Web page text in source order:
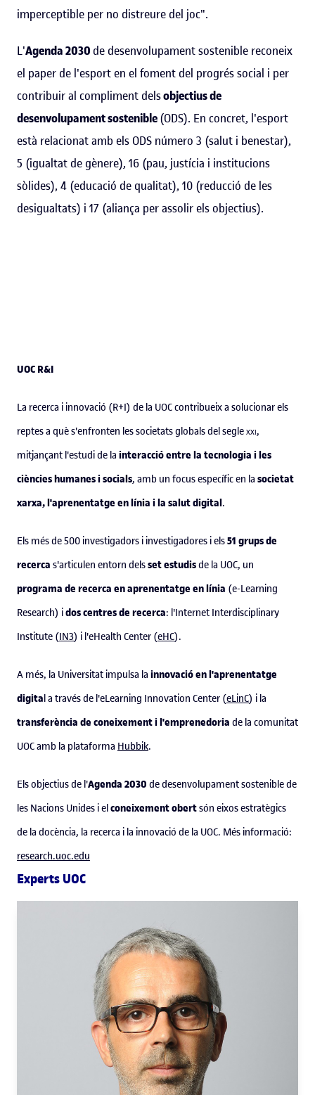
imperceptible per no distreure del joc".
L'Agenda 2030 de desenvolupament sostenible reconeix
el paper de l'esport en el foment del progrés social i per
contribuir al compliment delsobjectius de
desenvolupament sostenible(ODS). En concret, l'esport
està relacionat amb els ODS número 3 (salut i benestar),
5 (igualtat de gènere), 16 (pau, justícia i institucions
sòlides), 4 (educació de qualitat), 10 (reducció de les
desigualtats) i 17 (aliança per assolir els objectius).
UOC R&I
La recerca i innovació (R+I) de la UOC contribueix a solucionar els
reptes a què s'enfronten les societats globals del seglexxi,
mitjançant l'estudi de la interacció entre la tecnologia i les
ciències humanes i socials, amb un focus específic en la societat
xarxa, l'aprenentatge en línia i la salut digital.
Els més de 500 investigadors i investigadores i els51 grups de
recerca s'articulen entorn delsset estudisde la UOC, un
programa de recerca en aprenentatge en línia (e-Learning
Research) idos centres de recerca: l'Internet Interdisciplinary
Institute (IN3) i l'eHealth Center (eHC).
A més, la Universitat impulsa la innovació en l'aprenentatge
digital a través de l'eLearning Innovation Center (eLinC) i la
transferència de coneixement i l'emprenedoria de la comunitat
UOC amb la plataforma Hubbik.
Els objectius de l'Agenda 2030 de desenvolupament sostenible de
les Nacions Unides i elconeixement obertsón eixos estratègics
de la docència, la recerca i la innovació de la UOC. Més informació:
research.uoc.edu
Experts UOC